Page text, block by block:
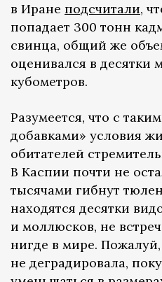
в Иране подсчитали,
попадает 300 тонн
свинца, общий же
оценивался в десятки
кубометров.
Разумеется, что с
добавками» условия
обитателей
В Каспии почти не
тысячами гибнут
находятся десятки
и моллюсков, не
нигде в мире.
не деградировала,